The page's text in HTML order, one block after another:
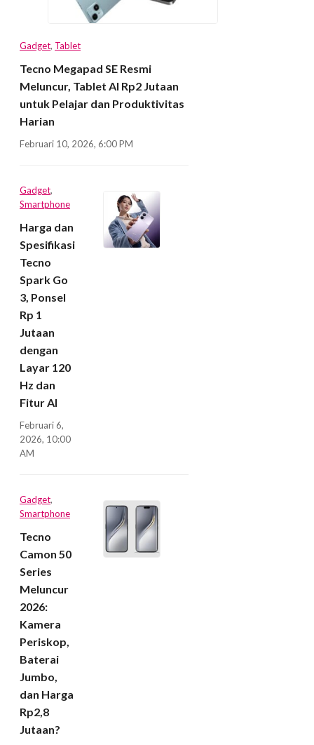
Gadget, Tablet
Tecno Megapad SE Resmi
Meluncur, Tablet AI Rp2 Jutaan
untuk Pelajar dan Produktivitas
Harian
Februari 10, 2026, 6:00 PM
Gadget,
Smartphone
Harga dan
Spesifikasi
Tecno
Spark Go
3, Ponsel
Rp 1
Jutaan
dengan
Layar 120
Hz dan
Fitur AI
Februari 6,
2026, 10:00
AM
Gadget,
Smartphone
Tecno
Camon 50
Series
Meluncur
2026:
Kamera
Periskop,
Baterai
Jumbo,
dan Harga
Rp2,8
Jutaan?